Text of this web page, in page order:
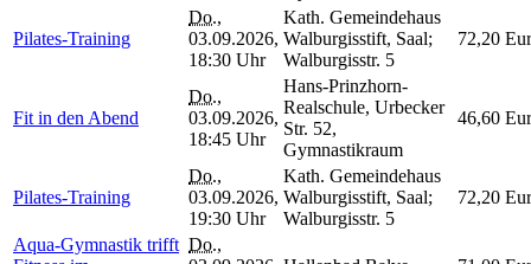
Pilates-Training
Do.,
03.09.2026,
18:30 Uhr
Kath. Gemeindehaus
Walburgisstift, Saal;
Walburgisstr. 5
72,20
Fit in den Abend
Do.,
03.09.2026,
18:45 Uhr
Hans-Prinzhorn-
Realschule, Urbecker
Str. 52,
Gymnastikraum
46,60
Pilates-Training
Do.,
03.09.2026,
19:30 Uhr
Kath. Gemeindehaus
Walburgisstift, Saal;
Walburgisstr. 5
72,20
Aqua-Gymnastik trifft Do.,